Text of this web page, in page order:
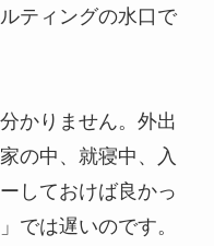
ティングの水口で
かりません。外出
の中、就寝中、入
しておけば良かっ
では遅いのです。